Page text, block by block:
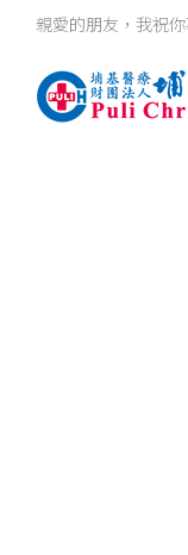
親愛的朋友，我祝